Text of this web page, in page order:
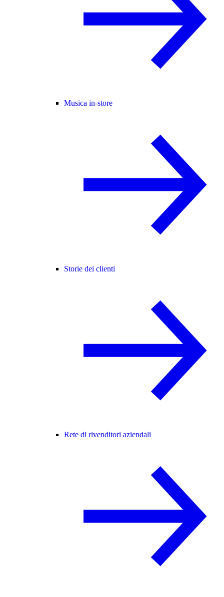
Musica in-store
Storie dei clienti
Rete di rivenditori aziendali